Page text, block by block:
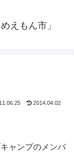
えもん市」
2014.04.02
ャンプのメンバ